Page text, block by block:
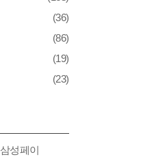
(36)
(86)
(19)
(23)
삼성페이